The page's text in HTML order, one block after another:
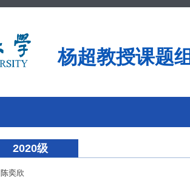
杨超教授课题组
2020级
陈奕欣